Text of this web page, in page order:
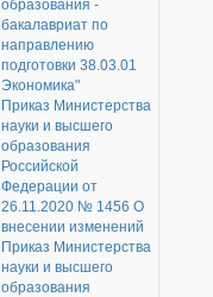
образования -
бакалавриат по
направлению
подготовки 38.03.01
Экономика"
Приказ Министерства
науки и высшего
образования
Российской
Федерации от
26.11.2020 № 1456 О
внесении изменений
Приказ Министерства
науки и высшего
образования